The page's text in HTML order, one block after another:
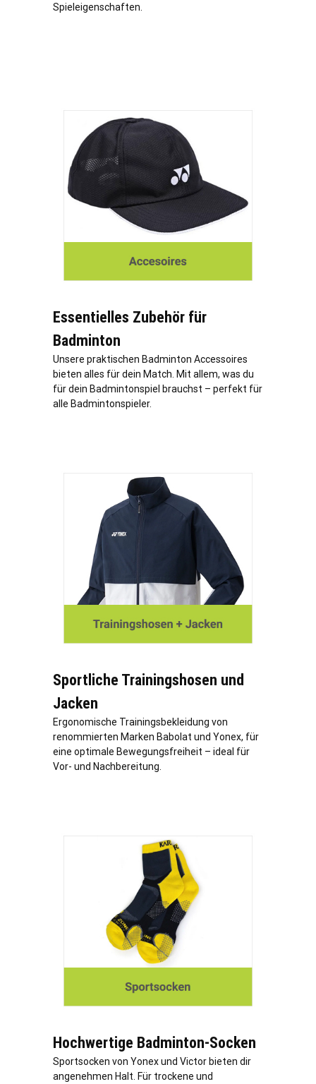
Spieleigenschaften.
Essentielles Zubehör für
Badminton
Unsere praktischen Badminton Accessoires
bieten alles für dein Match. Mit allem, was du
für dein Badmintonspiel brauchst – perfekt für
alle Badmintonspieler.
Sportliche Trainingshosen und
Jacken
Ergonomische Trainingsbekleidung von
renommierten Marken Babolat und Yonex, für
eine optimale Bewegungsfreiheit – ideal für
Vor- und Nachbereitung.
Hochwertige Badminton-Socken
Sportsocken von Yonex und Victor bieten dir
angenehmen Halt. Für trockene und